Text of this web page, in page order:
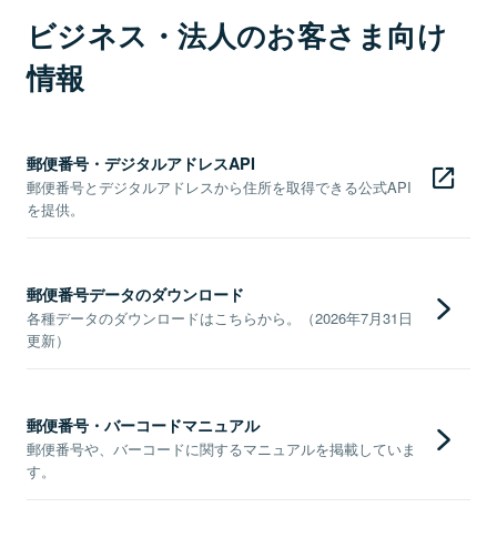
ビジネス・法人のお客さま向け
情報
郵便番号・デジタルアドレスAPI
郵便番号とデジタルアドレスから住所を取得できる公式API
を提供。
郵便番号データのダウンロード
各種データのダウンロードはこちらから。（2026年7月31日
更新）
郵便番号・バーコードマニュアル
郵便番号や、バーコードに関するマニュアルを掲載していま
す。